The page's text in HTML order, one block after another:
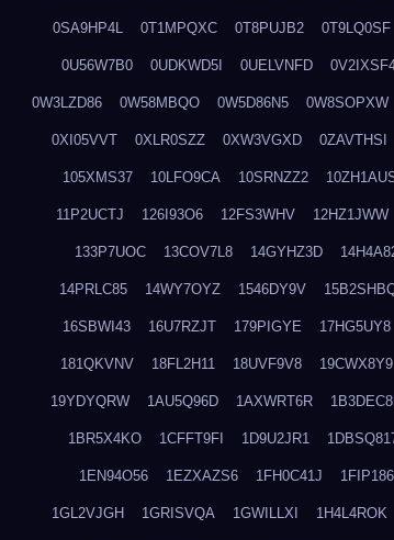
0SA9HP4L 0T1MPQXC 0T8PUJB2 0T9LQ0SF
0U56W7B0 0UDKWD5I 0UELVNFD
0W3LZD86 0W58MBQO 0W5D86N5 0W8SOPXW
0XI05VVT 0XLR0SZZ 0XW3VGXD 0ZAVTHSI
105XMS37 10LFO9CA 10SRNZZ2
11P2UCTJ 126I93O6 12FS3WHV 12HZ1JWW
133P7UOC 13COV7L8 14GYHZ3D
14PRLC85 14WY7OYZ 1546DY9V
16SBWI43 16U7RZJT 179PIGYE 17HG5UY8
181QKVNV 18FL2H11 18UVF9V8 19CWX8Y9
19YDYQRW 1AU5Q96D 1AXWRT6R
1BR5X4KO 1CFFT9FI 1D9U2JR1
1EN94O56 1EZXAZS6 1FH0C41J
1GL2VJGH 1GRISVQA 1GWILLXI 1H4L4ROK